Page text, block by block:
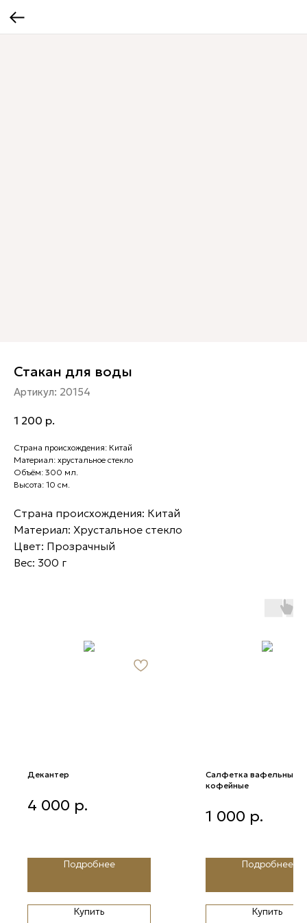
Стакан для воды
Артикул: 20154
1 200 р.
Страна происхождения: Китай
Материал: хрустальное стекло
Объём: 300 мл.
Высота: 10 см.
Страна происхождения: Китай
Материал: Хрустальное стекло
Цвет: Прозрачный
Вес: 300 г
Декантер
4 000 р.
Подробнее
Купить
Салфетка вафельные
кофейные
1 000 р.
Подробнее
Купить